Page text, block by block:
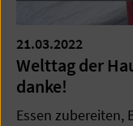
21.03.2022
Welttag der
danke!
Essen zubereiten,